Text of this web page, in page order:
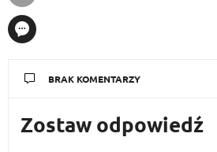
BRAK KOMENTARZY
Zostaw odpowiedź